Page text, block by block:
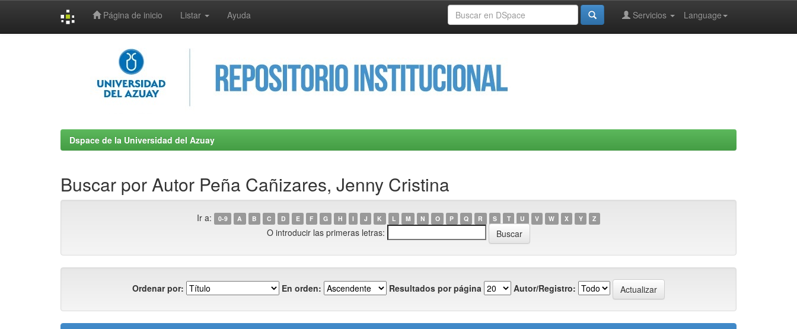
Página de inicio Listar Ayuda Language
Servicios
Dspace de la Universidad del Azuay
Buscar por Autor Peña Cañizares, Jenny Cristina
Ir a: 0-9 A B C D E F G H I J K L M N O P Q R S T U V W X Y Z
O introducir las primeras letras:
Ordenar por: En orden: Resultados por página Autor/Registro: